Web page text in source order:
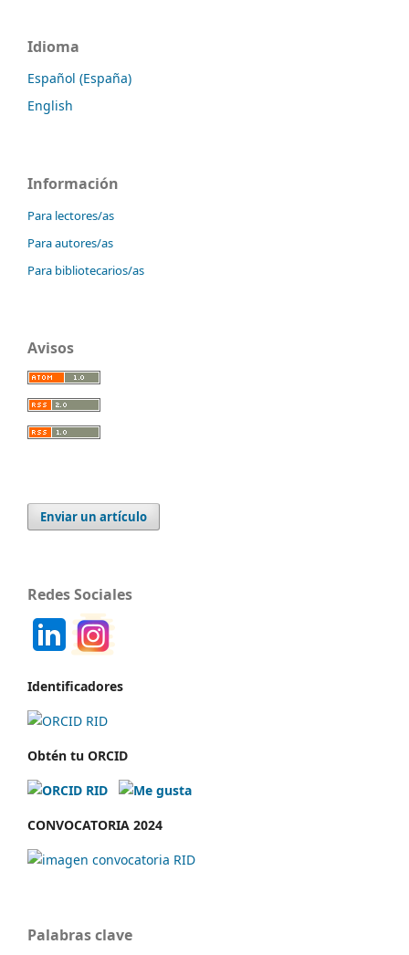
Idioma
Español (España)
English
Información
Para lectores/as
Para autores/as
Para bibliotecarios/as
Avisos
Enviar un artículo
Redes Sociales
Identificadores
Obtén tu ORCID
CONVOCATORIA 2024
Palabras clave